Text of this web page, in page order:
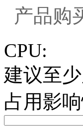
产品购
CPU:
建议至
占用影